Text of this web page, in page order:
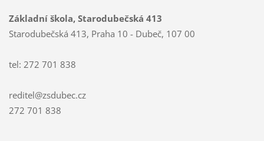
Základní škola, Starodubečská 413
Starodubečská 413, Praha 10 - Dubeč, 107 00
tel: 272 701 838
reditel@zsdubec.cz
272 701 838